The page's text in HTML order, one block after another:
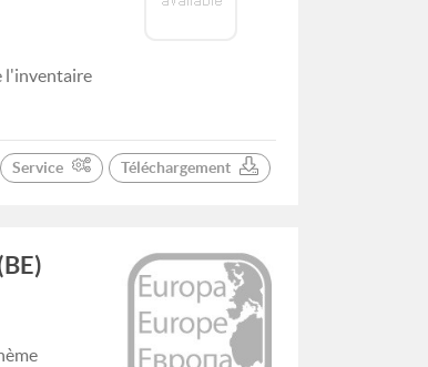
l'inventaire
Service Téléchargement